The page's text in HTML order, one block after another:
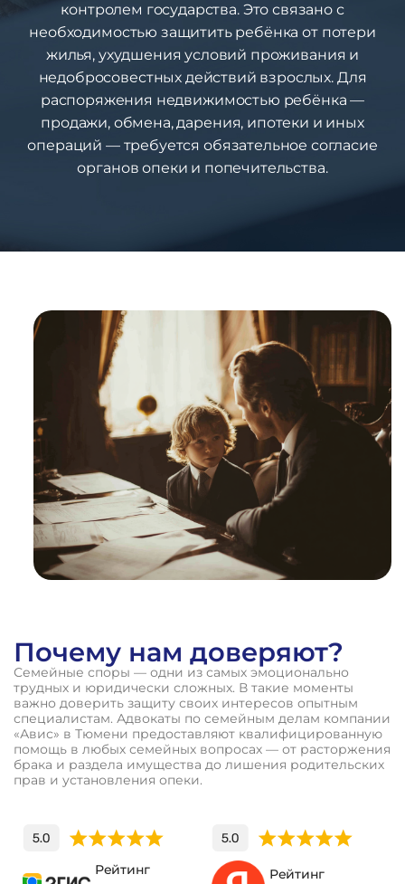
контролем государства. Это связано с
необходимостью защитить ребёнка от потери
жилья, ухудшения условий проживания и
недобросовестных действий взрослых. Для
распоряжения недвижимостью ребёнка —
продажи, обмена, дарения, ипотеки и иных
операций — требуется обязательное согласие
органов опеки и попечительства.
ВЫИГРАННЫХ
Почему нам доверяют?
Семейные споры — одни из самых эмоционально
трудных и юридически сложных. В такие моменты
важно доверить защиту своих интересов опытным
специалистам. Адвокаты по семейным делам компании
«Авис» в Тюмени предоставляют квалифицированную
помощь в любых семейных вопросах — от расторжения
брака и раздела имущества до лишения родительских
прав и установления опеки.
Рейтинг Рейтинг